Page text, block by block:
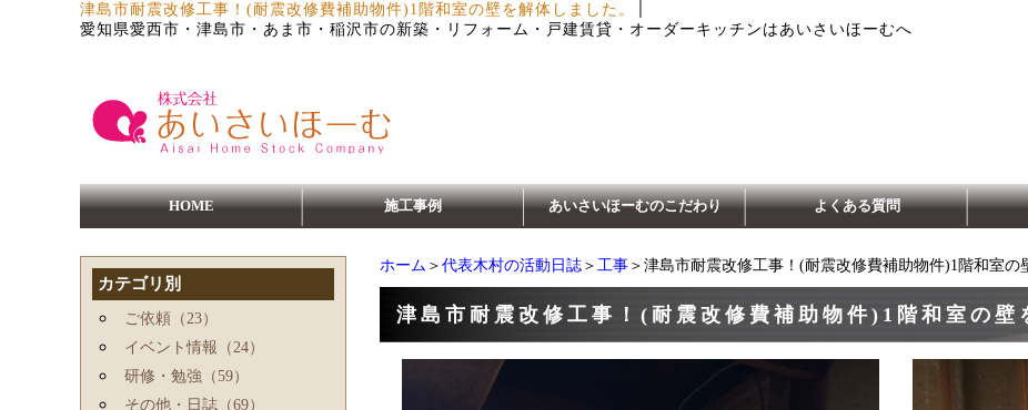
津島市耐震改修工事！(耐震改修費補助物件)1階和室の壁を解体しました。
愛知県愛西市・津島市・あま市・稲沢市の新築・リフォーム・戸建賃貸・オーダーキッチンはあいさいほーむへ
HOME 施工事例 あいさいほーむのこだわり よくある質問
ホーム ＞ 代表木村の活動日誌 ＞ 工事 ＞津島市耐震改修工事！(耐震改修費補助物件)1階和室の
津島市耐震改修工事！(耐震改修費補助物件)1階和室の壁
カテゴリ別
ご依頼（23）
イベント情報（24）
研修・勉強（59）
その他・日誌（69）